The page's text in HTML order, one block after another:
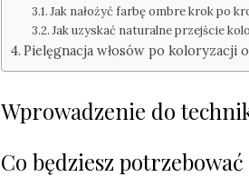
Jak nałożyć farbę ombre krok po
Jak uzyskać naturalne przejście
Pielęgnacja włosów po koloryzacji
Wprowadzenie do
Co będziesz